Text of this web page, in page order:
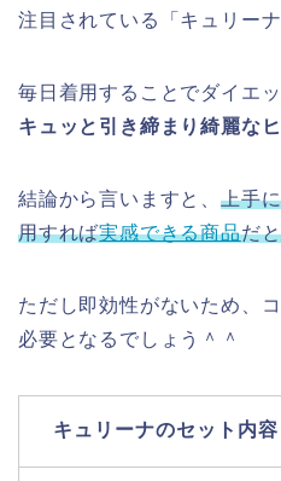
注目されている「キュリーナ
毎日着用することでダイエ
キュッと引き締まり綺麗な
結論から言いますと、 上手
用すれば実感できる商品だ
ただし即効性がないため、
必要となるでしょう＾＾
キュリーナのセット内容